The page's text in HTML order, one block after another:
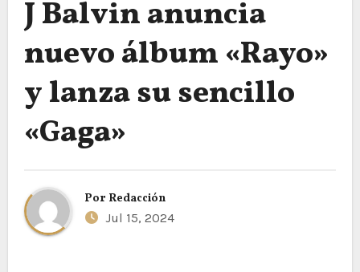
J Balvin anuncia
nuevo álbum «Rayo»
y lanza su sencillo
«Gaga»
Por Redacción
Jul 15, 2024